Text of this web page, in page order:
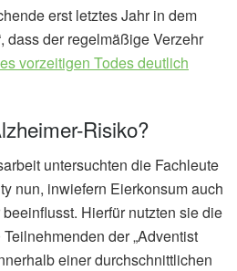
erst letztes Jahr in dem
dass der regelmäßige Verzehr
vorzeitigen Todes deutlich
Risiko?
untersuchten die Fachleute
nun, inwiefern Eierkonsum auch
Hierfür nutzten sie die
der „Adventist
einer durchschnittlichen